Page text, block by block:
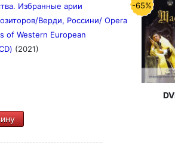
Избранные арии
Верди, Россини/ Opera
of Western European
(2021)
-65%